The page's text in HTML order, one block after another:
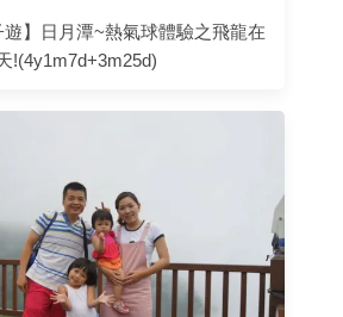
遊】日月潭~熱氣球體驗之飛龍在
!(4y1m7d+3m25d)